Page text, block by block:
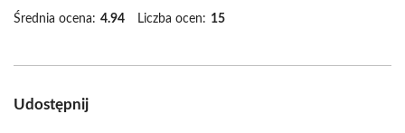
Średnia ocena: 4.94 Liczba ocen: 15
Udostępnij